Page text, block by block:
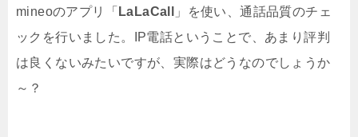
mineoのアプリ「 LaLaCall
」を使い、通話品質のチェ
ックを行いました。IP電話ということで、あまり評判
は良くないみたいですが、実際はどうなのでしょうか
～？